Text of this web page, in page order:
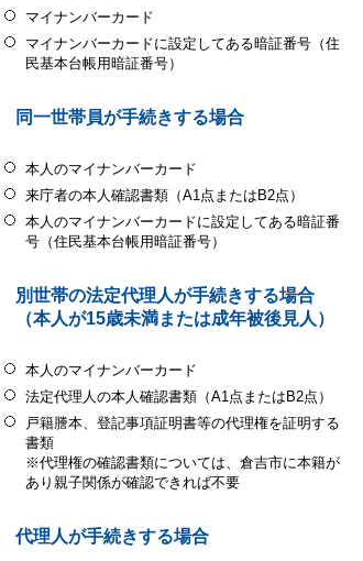
マイナンバーカード
マイナンバーカードに設定してある暗証番号（住
民基本台帳用暗証番号）
同一世帯員が手続きする場合
本人のマイナンバーカード
来庁者の本人確認書類（A1点またはB2点）
本人のマイナンバーカードに設定してある暗証番
号（住民基本台帳用暗証番号）
別世帯の法定代理人が手続きする場合
（本人が15歳未満または成年被後見人）
本人のマイナンバーカード
法定代理人の本人確認書類（A1点またはB2点）
戸籍謄本、登記事項証明書等の代理権を証明する
書類
※代理権の確認書類については、倉吉市に本籍が
あり親子関係が確認できれば不要
代理人が手続きする場合